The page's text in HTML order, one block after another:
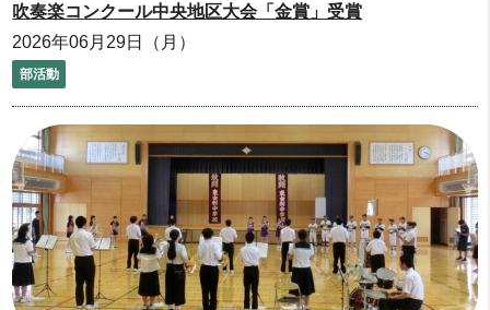
吹奏楽コンクール中央地区大会「金賞」受賞
2026年06月29日（月）
部活動